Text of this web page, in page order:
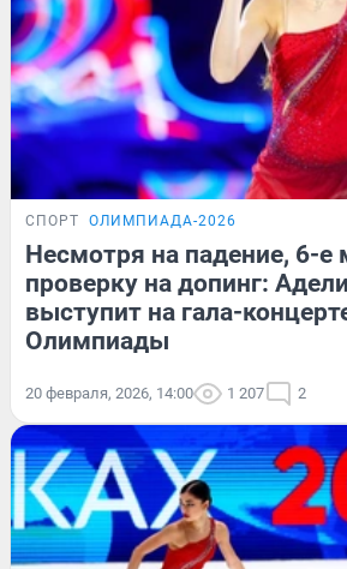
СПОРТ ОЛИМПИАДА-2026
Несмотря на падение, 6-е
проверку на допинг:
выступит на гала-
Олимпиады
20 февраля, 2026, 14:00 1 207 2